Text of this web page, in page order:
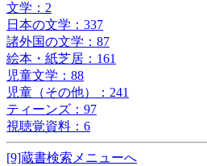
文学：2
日本の文学：337
諸外国の文学：87
絵本・紙芝居：161
児童文学：88
児童（その他）：241
ティーンズ：97
視聴覚資料：6
[9]蔵書検索メニューへ